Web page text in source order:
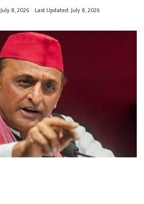
July 8, 2026 Last Updated: July 8, 2026